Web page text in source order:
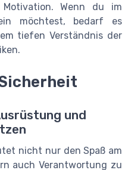
Wenn du im
möchtest, bedarf es
tiefen Verständnis der
und
nicht nur den Spaß am
auch Verantwortung zu